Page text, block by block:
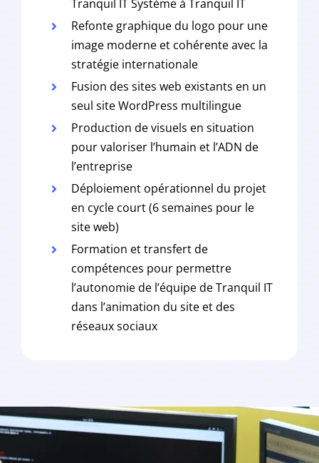
Tranquil IT Système à Tranquil IT
Refonte graphique du logo pour une
image moderne et cohérente avec la
stratégie internationale
Fusion des sites web existants en un
seul site WordPress multilingue
Production de visuels en situation
pour valoriser l’humain et l’ADN de
l’entreprise
Déploiement opérationnel du projet
en cycle court (6 semaines pour le
site web)
Formation et transfert de
compétences pour permettre
l’autonomie de l’équipe de Tranquil IT
dans l’animation du site et des
réseaux sociaux